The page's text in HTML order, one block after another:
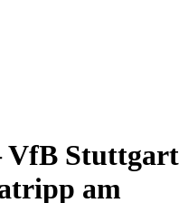
VfB Stuttgart
am